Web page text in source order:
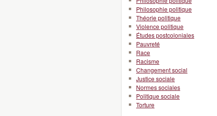
Philosophie politique
Théorie politique
Violence politique
Études postcoloniales
Pauvreté
Race
Racisme
Changement social
Justice sociale
Normes sociales
Politique sociale
Torture